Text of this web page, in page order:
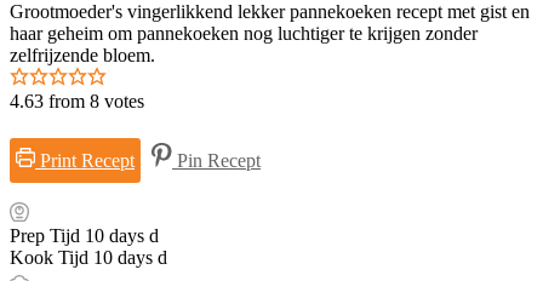
Grootmoeder's vingerlikkend lekker pannekoeken recept met gist en
haar geheim om pannekoeken nog luchtiger te krijgen zonder
zelfrijzende bloem.
4.63 from 8 votes
Print Recept Pin Recept
Prep Tijd 10 days d
Kook Tijd 10 days d